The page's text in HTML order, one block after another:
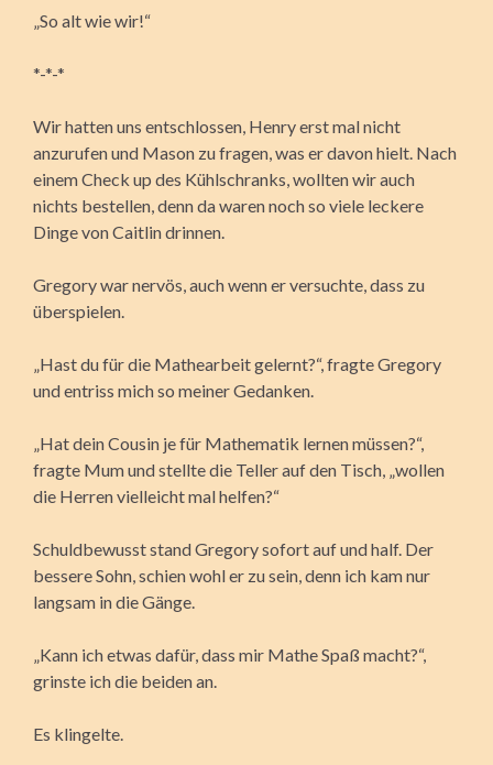
„So alt wie wir!“
*-*-*
Wir hatten uns entschlossen, Henry erst mal nicht
anzurufen und Mason zu fragen, was er davon hielt. Nach
einem Check up des Kühlschranks, wollten wir auch
nichts bestellen, denn da waren noch so viele leckere
Dinge von Caitlin drinnen.
Gregory war nervös, auch wenn er versuchte, dass zu
überspielen.
„Hast du für die Mathearbeit gelernt?“, fragte Gregory
und entriss mich so meiner Gedanken.
„Hat dein Cousin je für Mathematik lernen müssen?“,
fragte Mum und stellte die Teller auf den Tisch, „wollen
die Herren vielleicht mal helfen?“
Schuldbewusst stand Gregory sofort auf und half. Der
bessere Sohn, schien wohl er zu sein, denn ich kam nur
langsam in die Gänge.
„Kann ich etwas dafür, dass mir Mathe Spaß macht?“,
grinste ich die beiden an.
Es klingelte.